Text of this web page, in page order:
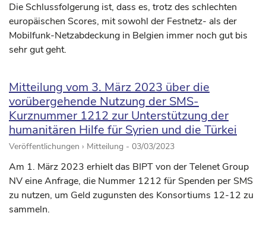
Die Schlussfolgerung ist, dass es, trotz des schlechten
europäischen Scores, mit sowohl der Festnetz- als der
Mobilfunk-Netzabdeckung in Belgien immer noch gut bis
sehr gut geht.
Mitteilung vom 3. März 2023 über die
vorübergehende Nutzung der SMS-
Kurznummer 1212 zur Unterstützung der
humanitären Hilfe für Syrien und die Türkei
Veröffentlichungen › Mitteilung - 03/03/2023
Am 1. März 2023 erhielt das BIPT von der Telenet Group
NV eine Anfrage, die Nummer 1212 für Spenden per SMS
zu nutzen, um Geld zugunsten des Konsortiums 12-12 zu
sammeln.